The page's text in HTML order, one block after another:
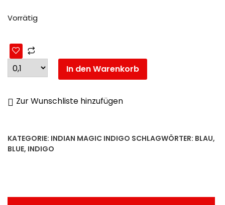
Vorrätig
In den Warenkorb
Zur Wunschliste hinzufügen
KATEGORIE: INDIAN MAGIC INDIGO SCHLAGWÖRTER: BLAU,
BLUE, INDIGO